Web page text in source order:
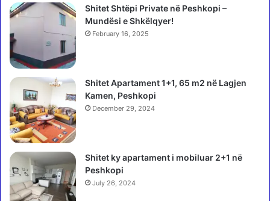
Shitet Shtëpi Private në Peshkopi –
Mundësi e Shkëlqyer!
February 16, 2025
Shitet Apartament 1+1, 65 m2 në Lagjen
Kamen, Peshkopi
December 29, 2024
Shitet ky apartament i mobiluar 2+1 në
Peshkopi
July 26, 2024